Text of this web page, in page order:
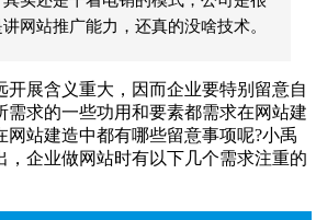
网站推广能力，还真的没啥技术。
开展含义重大，因而企业要特别留意自
需求的一些功用和要素都需求在网站建
网站建造中都有哪些留意事项呢?小禹
，企业做网站时有以下几个需求注重的